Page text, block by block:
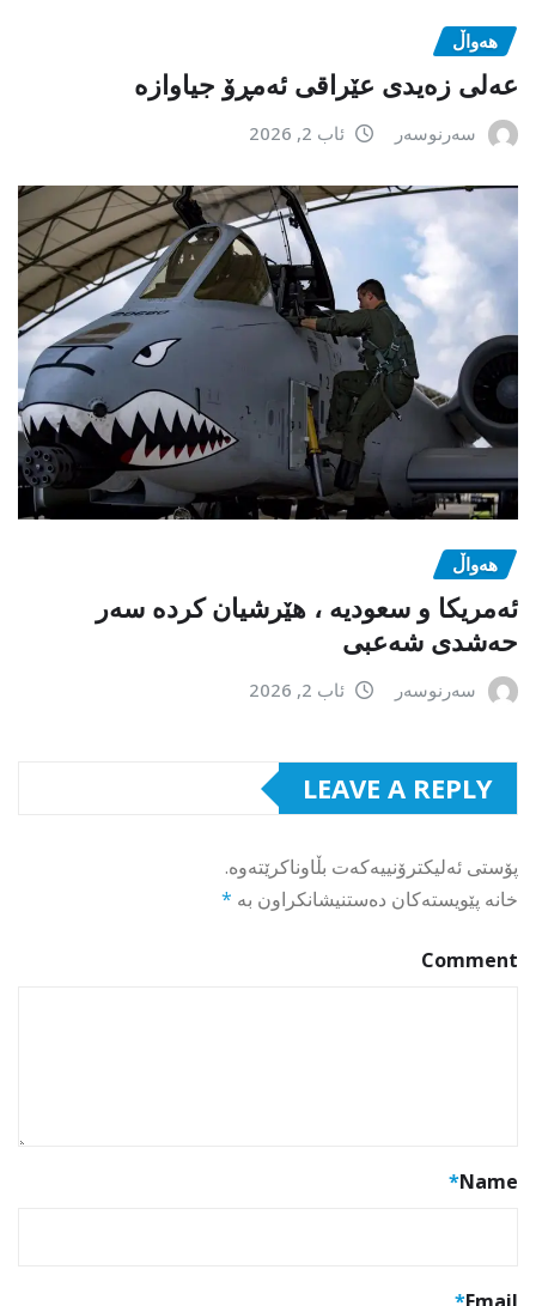
هەواڵ
عەلی زەیدی عێراقی ئەمڕۆ جیاوازە
سەرنوسەر ئاب 2, 2026
هەواڵ
ئەمریکا و سعودیە ، هێرشیان کردە سەر
حەشدی شەعبی
سەرنوسەر ئاب 2, 2026
LEAVE A REPLY
پۆستی ئەلیکترۆنییەکەت بڵاوناکرێتەوە.
خانە پێویستەکان دەستنیشانکراون بە *
Comment
Name
*
Email
*